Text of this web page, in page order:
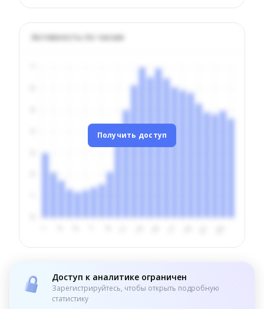
Активность по часам
Получить доступ
Доступ к аналитике ограничен
Зарегистрируйтесь, чтобы открыть подробную
статистику